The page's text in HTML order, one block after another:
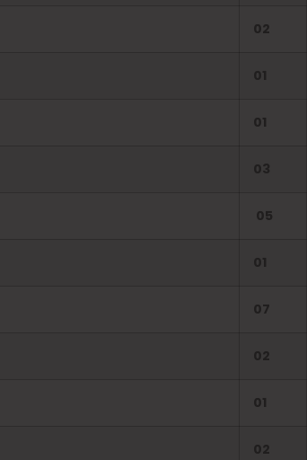
02
01
01
03
05
01
07
02
01
02